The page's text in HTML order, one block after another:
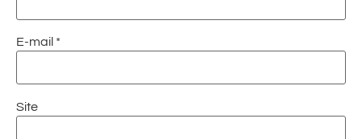
E-mail *
Site